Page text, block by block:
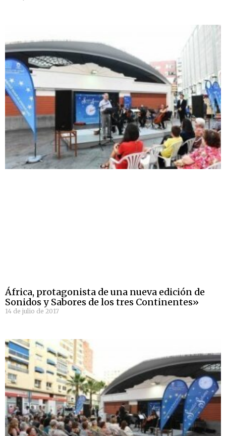
África, protagonista de una nueva edición de
Sonidos y Sabores de los tres Continentes»
14 de julio de 2017